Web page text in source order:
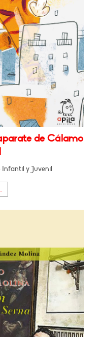
de Cálamo
y Juvenil